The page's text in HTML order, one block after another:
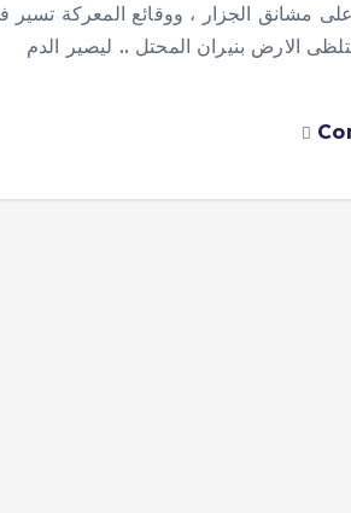
مشانق الجزار ، ووقائع المعركة تسير
الارض بنيران المحتل .. ليصير الدم